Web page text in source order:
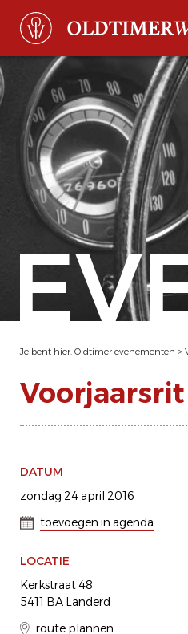
Je bent hier: Oldtimer evenementen >
DATUM
zondag 24 april 2016
toevoegen in agenda
LOCATIE
Kerkstraat 48
5411 BA Landerd
route plannen